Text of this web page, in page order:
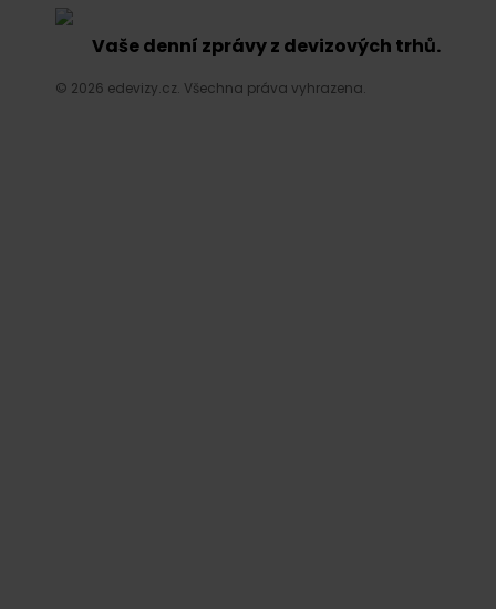
Vaše denní zprávy z devizových trhů.
© 2026 edevizy.cz. Všechna práva vyhrazena.